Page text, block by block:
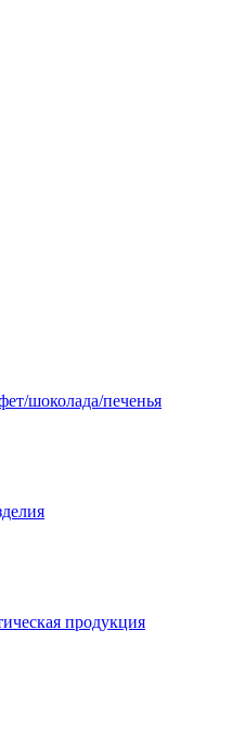
шоколада/печенья
продукция